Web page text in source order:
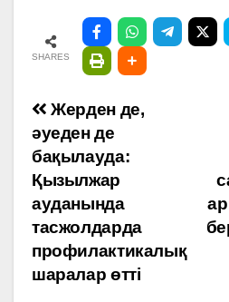
SHARES
Навигация
по
записям
Жерден де,
әуеден де
бақылауда:
Қызылжар
ауданында
тасжолдарда
профилактикалық
шаралар өтті